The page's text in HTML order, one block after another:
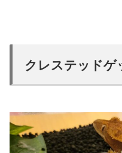
クレステッドゲ